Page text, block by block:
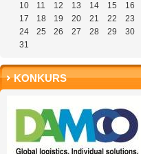
10
11 12 13 14 15
16
17
18 19 20 21 22
23
24
25 26 27 28 29
30
31
KONKURS